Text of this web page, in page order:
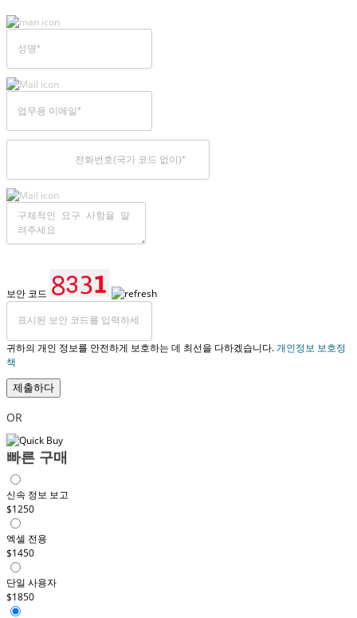
보안 코드
귀하의 개인 정보를 안전하게 보호하는 데 최선을 다하겠습니다.개인정보 보호정
책
제출하다
OR
빠른 구매
신속 정보 보고
$1250
엑셀 전용
$1450
단일 사용자
$1850